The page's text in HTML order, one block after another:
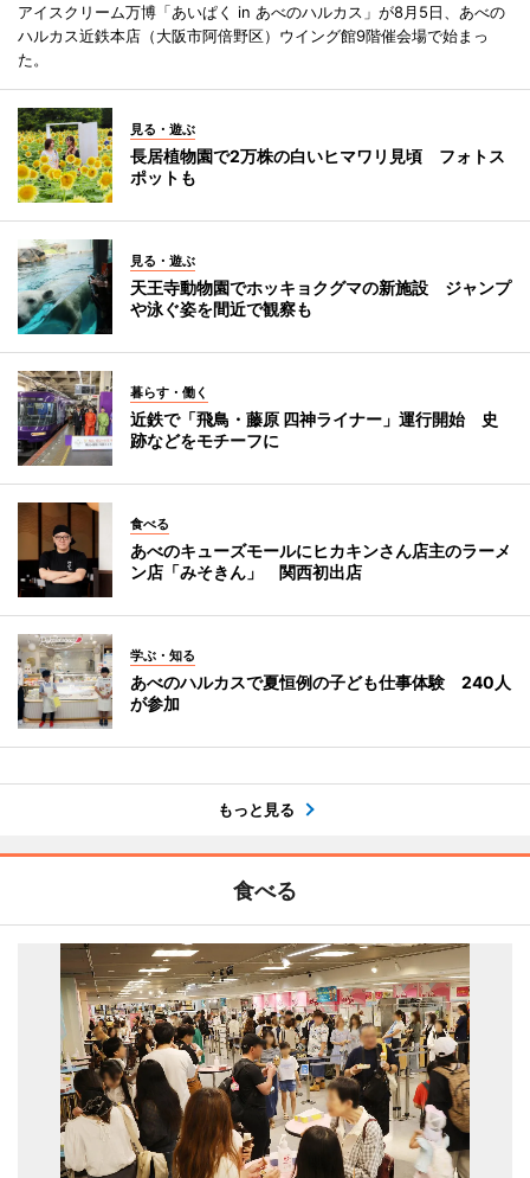
アイスクリーム万博「あいぱく in あべのハルカス」が8月5日、あべの
ハルカス近鉄本店（大阪市阿倍野区）ウイング館9階催会場で始まっ
た。
見る・遊ぶ
長居植物園で2万株の白いヒマワリ見頃 フォトス
ポットも
見る・遊ぶ
天王寺動物園でホッキョクグマの新施設 ジャンプ
や泳ぐ姿を間近で観察も
暮らす・働く
近鉄で「飛鳥・藤原 四神ライナー」運行開始 史
跡などをモチーフに
食べる
あべのキューズモールにヒカキンさん店主のラーメ
ン店「みそきん」 関西初出店
学ぶ・知る
あべのハルカスで夏恒例の子ども仕事体験 240人
が参加
もっと見る
食べる